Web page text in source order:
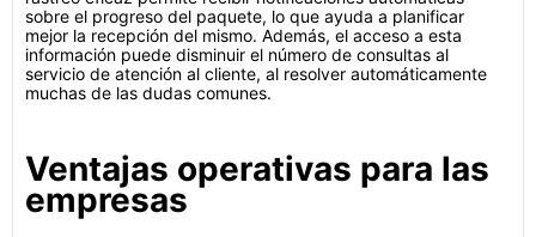
sobre el progreso del paquete, lo que ayuda a planificar
mejor la recepción del mismo. Además, el acceso a esta
información puede disminuir el número de consultas al
servicio de atención al cliente, al resolver automáticamente
muchas de las dudas comunes.
Ventajas operativas para las
empresas